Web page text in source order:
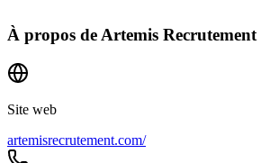
À propos deArtemis Recrutement
Site web
artemisrecrutement.com/